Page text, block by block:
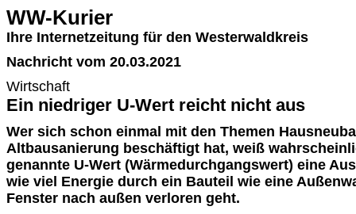
WW-Kurier
Ihre Internetzeitung für den Westerwaldkreis
Nachricht vom 20.03.2021
Wirtschaft
Ein niedriger U-Wert reicht nicht aus
Wer sich schon einmal mit den Themen
Altbausanierung beschäftigt hat, weiß
genannte U-Wert (Wärmedurchgangswert) eine
wie viel Energie durch ein Bauteil wie eine
Fenster nach außen verloren geht.